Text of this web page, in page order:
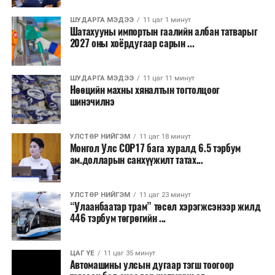
секундэд 4-9 метр. 25-27 хэм дулаан
байна.
2026 оны наймдугаар сарын 07-ноос
2026 оны наймдугаар сарын 11-нийг хүртэлх
цаг агаарын урьдчилсан төлөв
Наймдугаар сарын 7-нд баруун болон төвийн
аймгуудын нутгийн хойд хэсгээр, 8-нд баруун
аймгуудын нутгийн хойд хэсэг, төвийн
аймгуудын нутгийн зарим газраар, 9-нд баруун
аймгуудын нутгийн зүүн, говийн аймгуудын
нутгийн хойд, зүүн аймгуудын нутгийн баруун
хэсэг, төвийн аймгуудын ихэнх нутгаар, 10-нд
төв, зүүн, говийн аймгуудын ихэнх нутгаар
бороо, дуу цахилгаантай аадар бороо орно. Салхи
ихэнх хугацаанд секундэд 5-10 метр, 9-нд
Алтайн салбар уулс, Арц-Богдын өвөр
ШУДАРГА МЭДЭЭ 11 цаг 1 минут
Шатахууны импортын гаалийн албан татварыг
2027 оны хоёрдугаар сарын ...
ШУДАРГА МЭДЭЭ 11 цаг 11 минут
Нөөцийн махны хяналтын тогтолцоог
шинэчилнэ
УЛСТӨР НИЙГЭМ 11 цаг 18 минут
Монгол Улс COP17 бага хуралд 6.5 тэрбум
ам.долларын санхүүжилт татах...
УЛСТӨР НИЙГЭМ 11 цаг 23 минут
“Улаанбаатар трам” төсөл хэрэгжсэнээр жилд
446 тэрбум төгрөгийн ...
ЦАГ ҮЕ 11 цаг 35 минут
Автомашины улсын дугаар тэгш тоогоор